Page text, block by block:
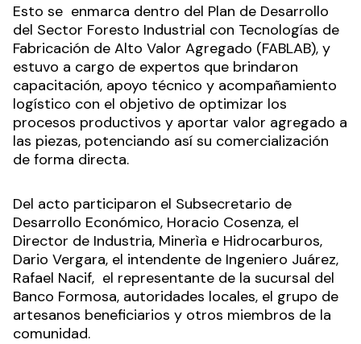
Esto se enmarca dentro del Plan de Desarrollo
del Sector Foresto Industrial con Tecnologías de
Fabricación de Alto Valor Agregado (FABLAB), y
estuvo a cargo de expertos que brindaron
capacitación, apoyo técnico y acompañamiento
logístico con el objetivo de optimizar los
procesos productivos y aportar valor agregado a
las piezas, potenciando así su comercialización
de forma directa.
Del acto participaron el Subsecretario de
Desarrollo Económico, Horacio Cosenza, el
Director de Industria, Minerìa e Hidrocarburos,
Dario Vergara, el intendente de Ingeniero Juárez,
Rafael Nacif, el representante de la sucursal del
Banco Formosa, autoridades locales, el grupo de
artesanos beneficiarios y otros miembros de la
comunidad.